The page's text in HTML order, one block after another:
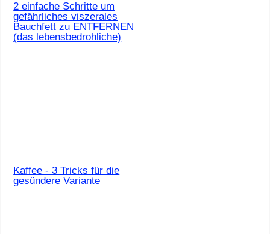
2 einfache Schritte um
gefährliches viszerales
Bauchfett zu ENTFERNEN
(das lebensbedrohliche)
Kaffee - 3 Tricks für die
gesündere Variante